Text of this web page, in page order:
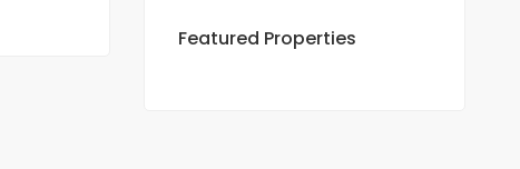
Featured Properties